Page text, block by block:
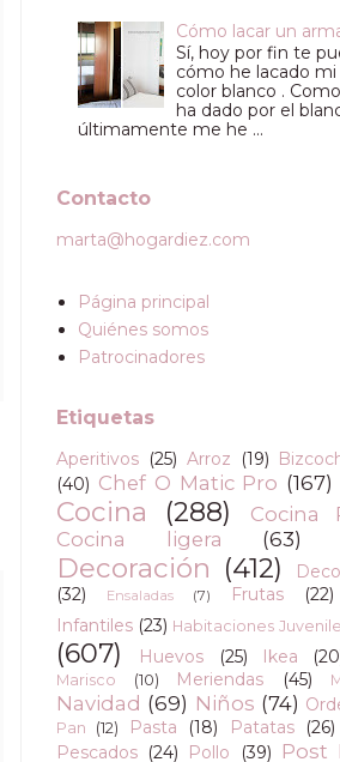
Cómo lacar un
Sí, hoy por fin te
cómo he lacado
color blanco .
ha dado por el
últimamente me he ...
Contacto
marta@hogardiez.com
Página principal
Quiénes somos
Patrocinadores
Etiquetas
Aperitivos (25) Arroz (19)
(40) Chef O Matic Pro (167)
Cocina (288) Cocina
Cocina ligera
(63)
Decoración (412)
(32)
Ensaladas (7) Frutas (22)
Infantiles (23) Habitaciones
(607)
Huevos (25) Ikea
Marisco (10) Meriendas (45)
Navidad (69) Niños (74)
Pan (12) Pasta (18) Patatas (26)
Pescados (24) Pollo (39) Post